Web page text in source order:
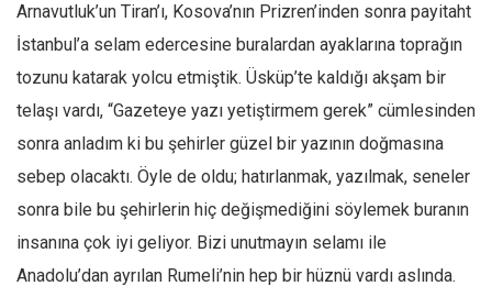
Mahmut Toptaş
Yvonne Ridley
Barış Tarımcıoğlu
Ömer Kayani
Yusuf Armağan
Hasanali Yıldırım
Arnavutluk’un Tiran’ı, Kosova’nın Prizren’inden sonra payitaht
İstanbul’a selam edercesine buralardan ayaklarına toprağın
tozunu katarak yolcu etmiştik. Üsküp’te kaldığı akşam bir
telaşı vardı, “Gazeteye yazı yetiştirmem gerek” cümlesinden
sonra anladım ki bu şehirler güzel bir yazının doğmasına
sebep olacaktı. Öyle de oldu; hatırlanmak, yazılmak, seneler
sonra bile bu şehirlerin hiç değişmediğini söylemek buranın
insanına çok iyi geliyor. Bizi unutmayın selamı ile
Anadolu’dan ayrılan Rumeli’nin hep bir hüznü vardı aslında.